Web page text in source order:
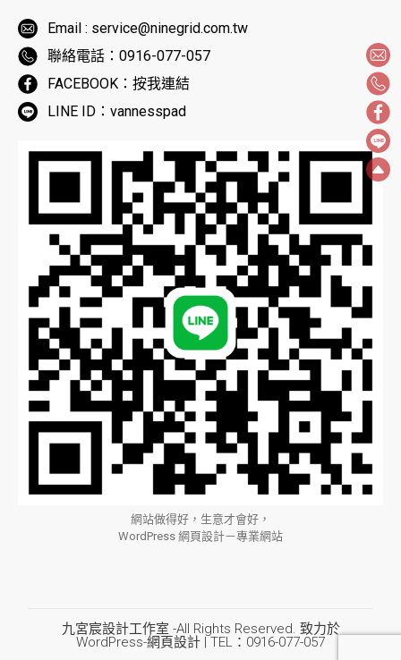
Email : service@ninegrid.com.tw
聯絡電話：0916-077-057
FACEBOOK：按我連結
LINE ID：vannesspad
網站做得好，生意才會好，
WordPress 網頁設計－專業網站
九宮宸設計工作室 -All Rights Reserved. 致力於
WordPress-網頁設計 | TEL：0916-077-057